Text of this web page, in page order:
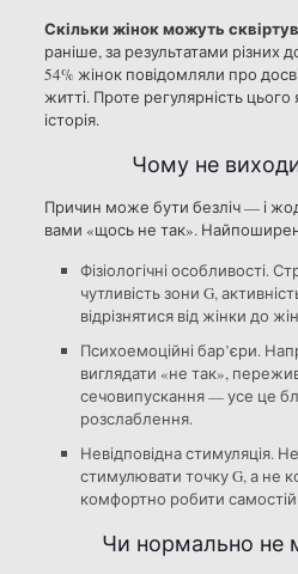
Скільки жінок можуть
раніше, за результатами різних
54% жінок повідомляли про
житті. Проте регулярність
історія.
Чому не
Причин може бути безліч — і
вами «щось не так».
Фізіологічні особливості.
чутливість зони G,
відрізнятися від жінки до
Психоемоційні бар’єри.
виглядати «не так»,
сечовипускання — усе це
розслаблення.
Невідповідна стимуляція.
стимулювати точку G, а не
комфортно робити
Чи нормально не